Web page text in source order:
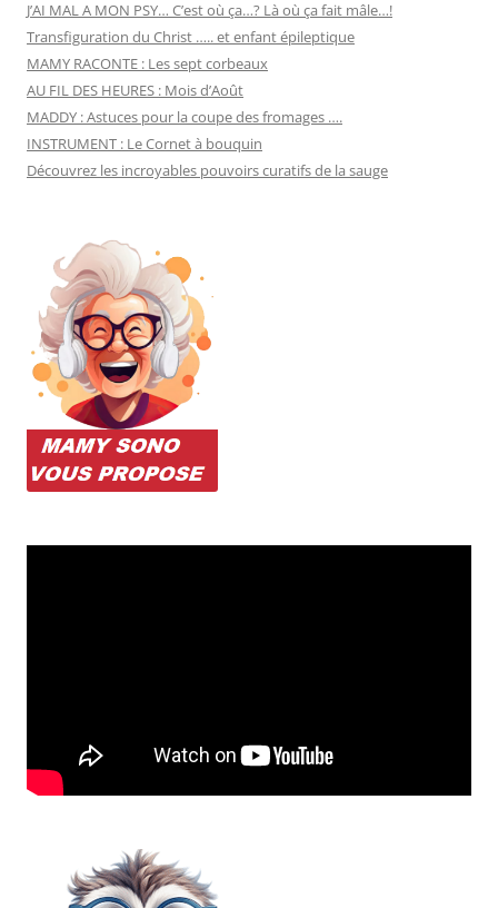
J’AI MAL A MON PSY… C’est où ça…? Là où ça fait mâle…!
Transfiguration du Christ ….. et enfant épileptique
MAMY RACONTE : Les sept corbeaux
AU FIL DES HEURES : Mois d’Août
MADDY : Astuces pour la coupe des fromages ….
INSTRUMENT : Le Cornet à bouquin
Découvrez les incroyables pouvoirs curatifs de la sauge